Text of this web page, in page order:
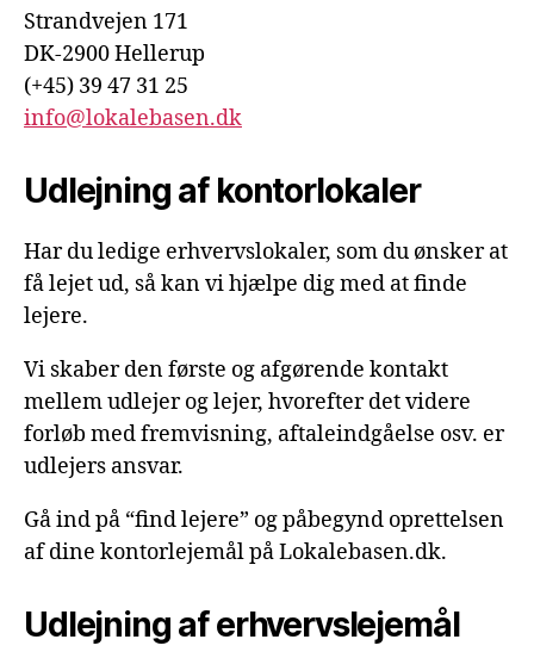
Strandvejen 171
DK-2900 Hellerup
(+45) 39 47 31 25
info@lokalebasen.dk
Udlejning af kontorlokaler
Har du ledige erhvervslokaler, som du ønsker at
få lejet ud, så kan vi hjælpe dig med at finde
lejere.
Vi skaber den første og afgørende kontakt
mellem udlejer og lejer, hvorefter det videre
forløb med fremvisning, aftaleindgåelse osv. er
udlejers ansvar.
Gå ind på “find lejere” og påbegynd oprettelsen
af dine kontorlejemål på Lokalebasen.dk.
Udlejning af erhvervslejemål